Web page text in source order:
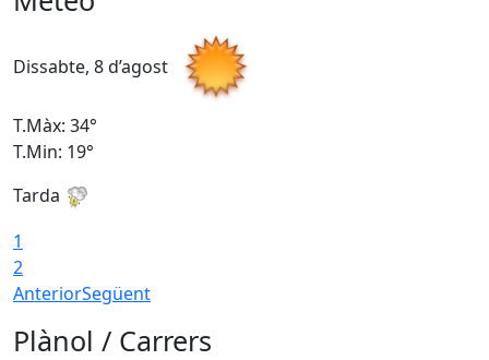
Dissabte, 8 d’agost
T.Màx: 34°
T.Min: 19°
Tarda
1
2
AnteriorSegüent
Plànol / Carrers